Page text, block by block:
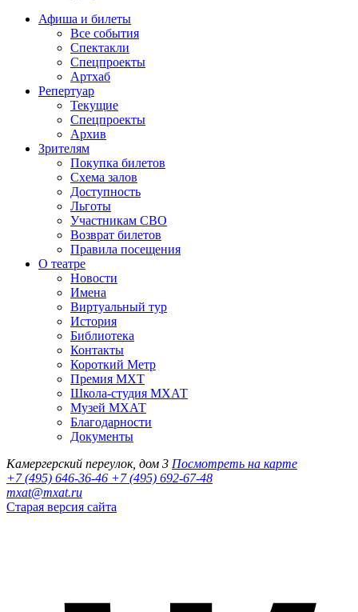
Афиша и билеты
Все события
Спектакли
Спецпроекты
Артхаб
Репертуар
Текущие
Спецпроекты
Архив
Зрителям
Покупка билетов
Схема залов
Доступность
Льготы
Участникам СВО
Возврат билетов
Правила посещения
О театре
Новости
Имена
Виртуальный тур
История
Библиотека
Контакты
Короткий Метр
Премия МХТ
Школа-студия МХАТ
Музей МХАТ
Благодарности
Документы
Камергерский переулок, дом 3 Посмотреть на карте
+7 (495) 646-36-46 +7 (495) 692-67-48‬
mxat@mxat.ru
Старая версия сайта